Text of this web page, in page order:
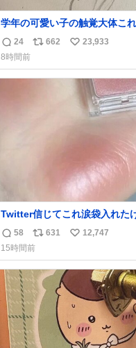
学年の可愛い子の触覚大体これ
返
信
数
24
リ
ス
662
い
ね
23,933
8時間前
Twitter信じてこれ涙袋入れた
た…ありがとう…
返
信
数
58
リ
ポ
ス
ト
数
631
い
ね
12,747
15時間前